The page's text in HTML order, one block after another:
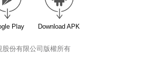
Play Download APK
份有限公司版權所有